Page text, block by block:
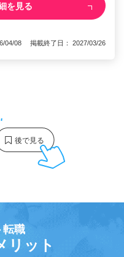
を見る
04/08 掲載終了日： 2027/03/26
転職
リット